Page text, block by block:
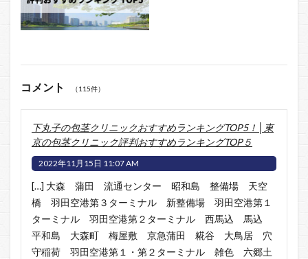
コメント （115件）
下丸子の包茎クリニックおすすめランキングTOP5！│東
京の包茎クリニック評判おすすめランキングTOP５
2022年11月15日 11:07 AM
[…] 大森 蒲田 流通センター 昭和島 整備場 天空
橋 羽田空港第３ターミナル 新整備場 羽田空港第１
ターミナル 羽田空港第２ターミナル 西馬込 馬込
平和島 大森町 梅屋敷 京急蒲田 糀谷 大鳥居 穴
守稲荷 羽田空港第１・第２ターミナル 雑色 六郷土